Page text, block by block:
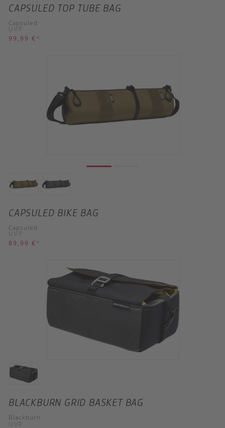
CAPSULED TOP TUBE BAG
Capsuled
UVP
99,99 € *
CAPSULED BIKE BAG
Capsuled
UVP
89,99 € *
BLACKBURN GRID BASKET BAG
Blackburn
UVP